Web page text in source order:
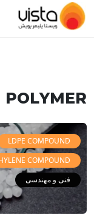
POLYMER
LDPE COMPOUND
COMPOUND
فنی و مهندسی